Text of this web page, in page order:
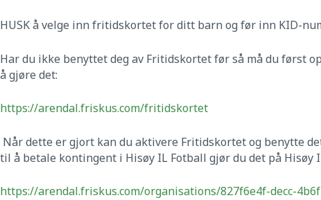
HUSK å velge inn fritidskortet for ditt barn og før inn KID-
Har du ikke benyttet deg av Fritidskortet før så må du først
å gjøre det:
https://arendal.friskus.com/fritidskortet
Når dette er gjort kan du aktivere Fritidskortet og benytte
til å betale kontingent i Hisøy IL Fotball gjør du det på Hisøy
https://arendal.friskus.com/organisations/827f6e4f-decc-